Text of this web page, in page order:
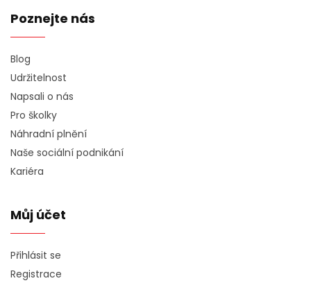
Poznejte nás
Blog
Udržitelnost
Napsali o nás
Pro školky
Náhradní plnění
Naše sociální podnikání
Kariéra
Můj účet
Přihlásit se
Registrace